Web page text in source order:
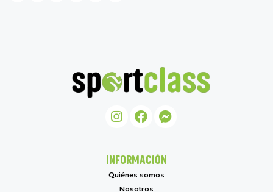
INFORMACIÓN
Quiénes somos
Nosotros